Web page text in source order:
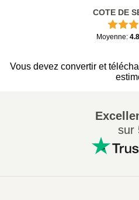
COTE DE
Moyenne: 4.8
Vous devez convertir et
sur